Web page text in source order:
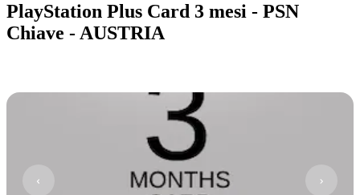
PlayStation Plus Card 3 mesi - PSN
Chiave - AUSTRIA